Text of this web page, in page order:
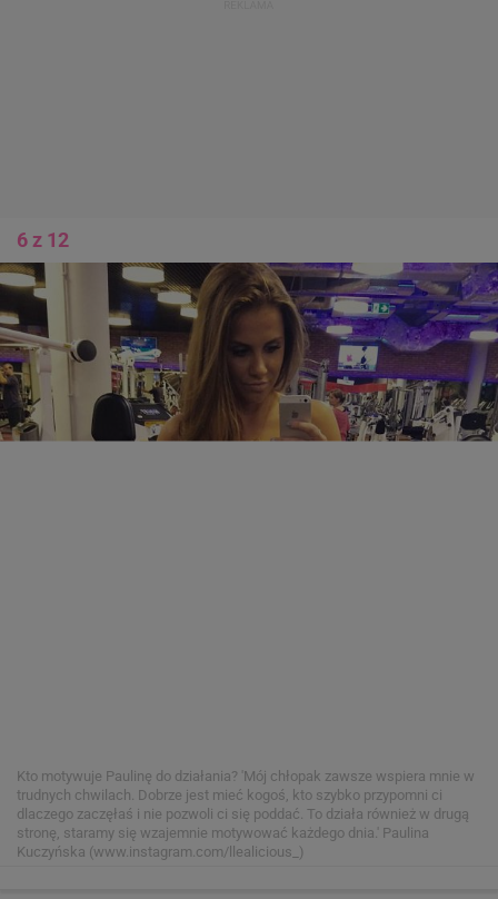
6 z 12
Kto motywuje Paulinę do działania? 'Mój chłopak zawsze wspiera mnie w
trudnych chwilach. Dobrze jest mieć kogoś, kto szybko przypomni ci
dlaczego zaczęłaś i nie pozwoli ci się poddać. To działa również w drugą
stronę, staramy się wzajemnie motywować każdego dnia.' Paulina
Kuczyńska (www.instagram.com/llealicious_)